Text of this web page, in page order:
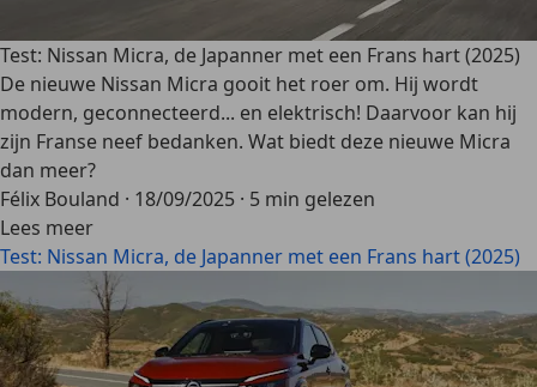
Test: Nissan Micra, de Japanner met een Frans hart (2025)
De nieuwe Nissan Micra gooit het roer om. Hij wordt
modern, geconnecteerd... en elektrisch! Daarvoor kan hij
zijn Franse neef bedanken. Wat biedt deze nieuwe Micra
dan meer?
Félix Bouland · 18/09/2025 · 5 min gelezen
Lees meer
Test: Nissan Micra, de Japanner met een Frans hart (2025)